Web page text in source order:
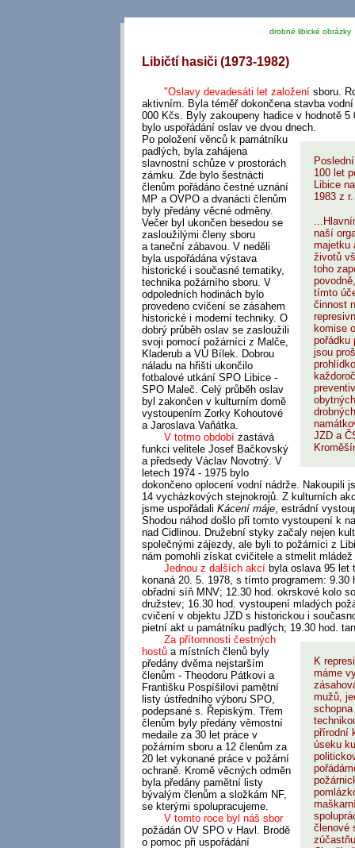
drobné libické
Libičtí hasiči (1973-1982)
"Oslavy devadesáti let založenísboru.
aktivním. Byla téměř dokončena stavba
000 Kčs. Byly zakoupeny hadice v hodnotě 5
bylo uspořádání oslav ve dvou dnech.
100 let
Libice
1983 z
naší
majetku
životů
toho
tímto
činnost
komise
pořádku
jsou
JZD a
Po položení věnců k památníku
padlých, byla zahájena
slavnostní schůze v prostorách
zámku. Zde bylo šestnácti
členům pořádáno čestné uznání
MP a OVPO a dvanácti členům
byly předány věcné odměny.
Večer byl ukončen besedou se
zasloužilými členy sboru
a taneční zábavou. V neděli
byla uspořádána výstava
historické i současné tematiky,
technika požárního sboru. V
odpoledních hodinách bylo
provedeno cvičení se zásahem
historické i moderní techniky. O
dobrý průběh oslav se zasloužili
svoji pomocí požárníci z Malče,
Kladerub a VÚ Bílek. Dobrou
náladu na hřišti ukončilo
fotbalové utkání SPO Libice -
SPO Maleč. Celý průběh oslav
byl zakončen v kulturním domě
vystoupením Zorky Kohoutové
a Jaroslava Vaňátka.
V totmo období zastává
funkci velitele Josef Bačkovský
a předsedy Václav Novotný. V
letech 1974 - 1975 bylo
dokončeno oplocení vodní nádrže. Nakoupili
14 vycházkových stejnokrojů. Z kulturních
jsme uspořádali Kácení máje, estrádní
Shodou náhod došlo při tomto vystoupení k
nad Cidlinou. Družební styky začaly nejen
společnými zájezdy, ale byli to požárníci z
nám pomohli získat cvičitele a stmelit
Jednou z dalších akcí byla oslava 95 let
konaná 20. 5. 1978, s tímto programem:
obřadní síň MNV; 12.30 hod. okrskové kolo
družstev; 16.30 hod. vystoupení mladých
cvičení v objektu JZD s historickou i
pietní akt u památníku padlých; 19.30 hod.
K
máme
mužů,
přírodní
úseku
členové
Za přítomnosti čestných
hostů a místních členů byly
předány dvěma nejstarším
členům - Theodoru Pátkovi a
Františku Pospíšilovi pamětní
listy ústředního výboru SPO,
podepsané s. Řepiským. Třem
členům byly předány věrnostní
medaile za 30 let práce v
požárním sboru a 12 členům za
20 let vykonané práce v požární
ochraně. Kromě věcných odměn
byla předány pamětní listy
bývalým členům a složkám NF,
se kterými spolupracujeme.
V tomto roce byl náš sbor
požádán OV SPO v Havl. Brodě
o pomoc při uspořádání